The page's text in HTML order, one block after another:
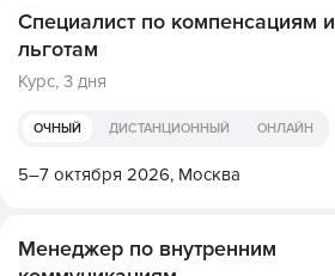
Специалист по компенсациям и
льготам
Курс, 3 дня
ОЧНЫЙ ДИСТАНЦИОННЫЙ ОНЛАЙН
5–7 октября 2026, Москва
Менеджер по внутренним